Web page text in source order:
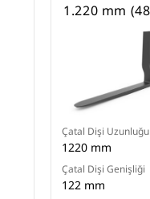
1.220 mm
Çatal Dişi Uzunluğu
1220 mm
Çatal Dişi Genişliği
122 mm